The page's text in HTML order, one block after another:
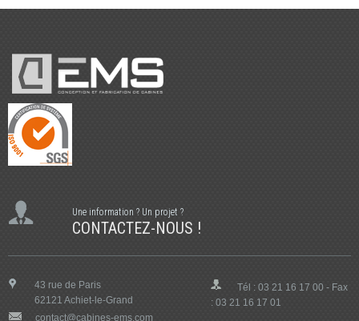
Une information ? Un projet ?
CONTACTEZ-NOUS !
43 rue de Paris
62121 Achiet-le-Grand
Tél : 03 21 16 17 00 - Fax
: 03 21 16 17 01
contact@cabines-ems.com